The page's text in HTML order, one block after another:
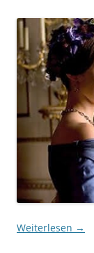
Weiterlesen →